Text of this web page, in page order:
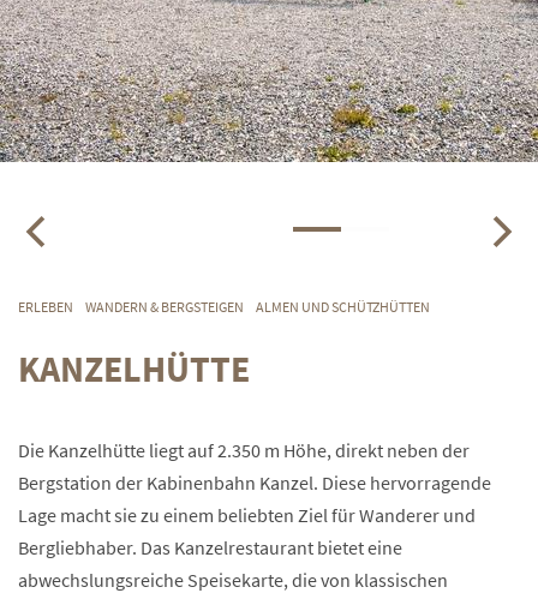
ERLEBEN WANDERN & BERGSTEIGEN ALMEN UND SCHÜTZHÜTTEN
KANZELHÜTTE
Die Kanzelhütte liegt auf 2.350 m Höhe, direkt neben der
Bergstation der Kabinenbahn Kanzel. Diese hervorragende
Lage macht sie zu einem beliebten Ziel für Wanderer und
Bergliebhaber. Das Kanzelrestaurant bietet eine
abwechslungsreiche Speisekarte, die von klassischen